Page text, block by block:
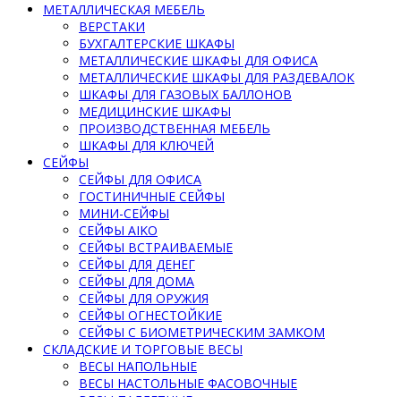
МЕТАЛЛИЧЕСКАЯ МЕБЕЛЬ
ВЕРСТАКИ
БУХГАЛТЕРСКИЕ ШКАФЫ
МЕТАЛЛИЧЕСКИЕ ШКАФЫ ДЛЯ ОФИСА
МЕТАЛЛИЧЕСКИЕ ШКАФЫ ДЛЯ РАЗДЕВАЛОК
ШКАФЫ ДЛЯ ГАЗОВЫХ БАЛЛОНОВ
МЕДИЦИНСКИЕ ШКАФЫ
ПРОИЗВОДСТВЕННАЯ МЕБЕЛЬ
ШКАФЫ ДЛЯ КЛЮЧЕЙ
СЕЙФЫ
СЕЙФЫ ДЛЯ ОФИСА
ГОСТИНИЧНЫЕ СЕЙФЫ
МИНИ-СЕЙФЫ
СЕЙФЫ AIKO
СЕЙФЫ ВСТРАИВАЕМЫЕ
СЕЙФЫ ДЛЯ ДЕНЕГ
СЕЙФЫ ДЛЯ ДОМА
СЕЙФЫ ДЛЯ ОРУЖИЯ
СЕЙФЫ ОГНЕСТОЙКИЕ
СЕЙФЫ С БИОМЕТРИЧЕСКИМ ЗАМКОМ
СКЛАДСКИЕ И ТОРГОВЫЕ ВЕСЫ
ВЕСЫ НАПОЛЬНЫЕ
ВЕСЫ НАСТОЛЬНЫЕ ФАСОВОЧНЫЕ